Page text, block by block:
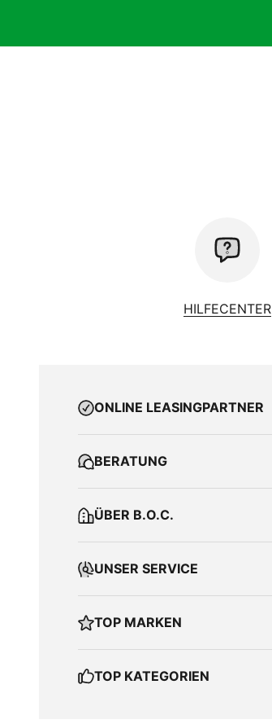
HILFECENTER
ONLINE LEASINGPARTNER
BERATUNG
ÜBER B.O.C.
UNSER SERVICE
TOP MARKEN
TOP KATEGORIEN